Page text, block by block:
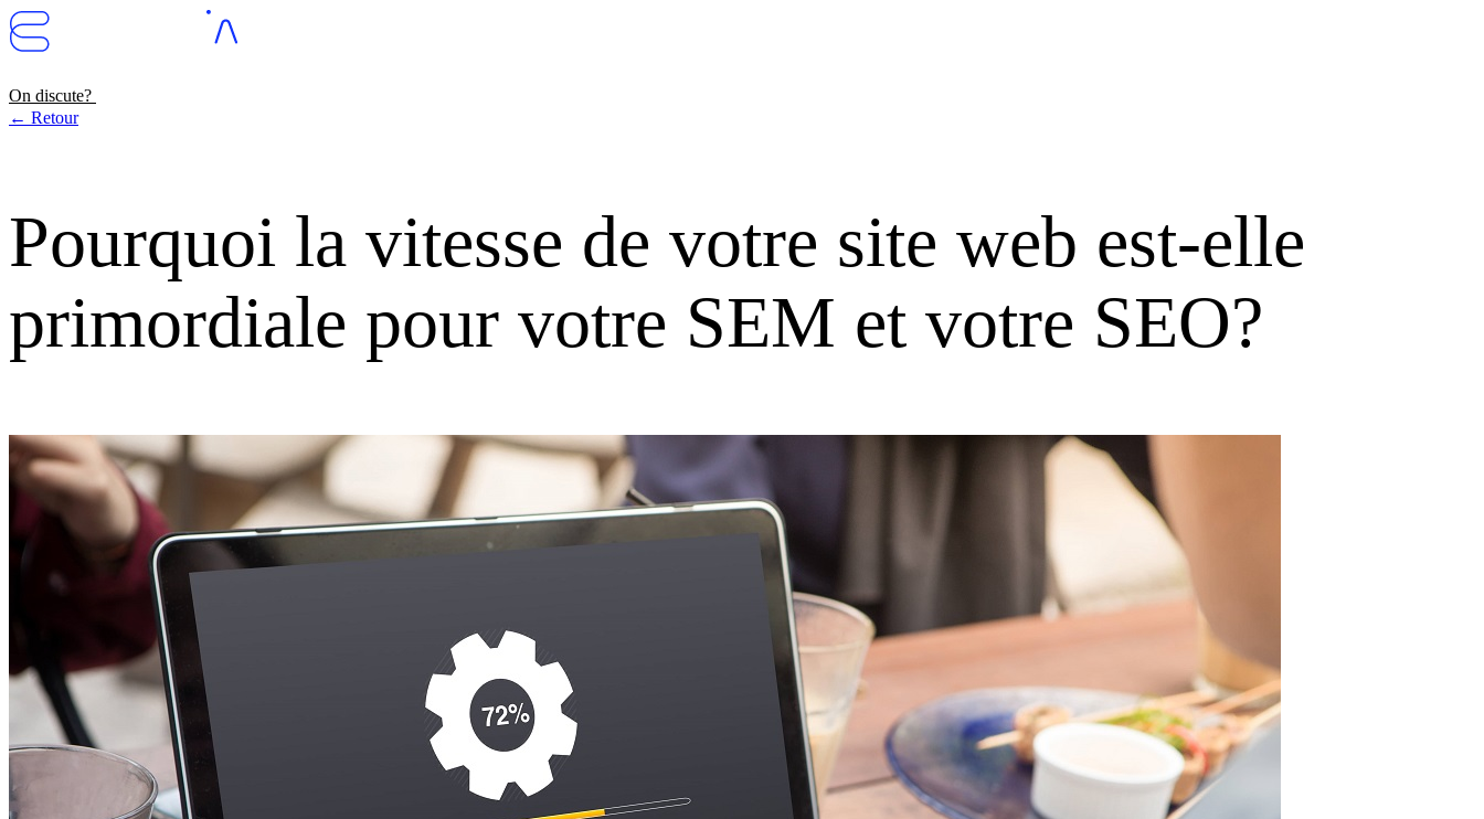
On discute?
← Retour
Pourquoi la vitesse de votre site web est-elle
primordiale pour votre SEM et votre SEO?